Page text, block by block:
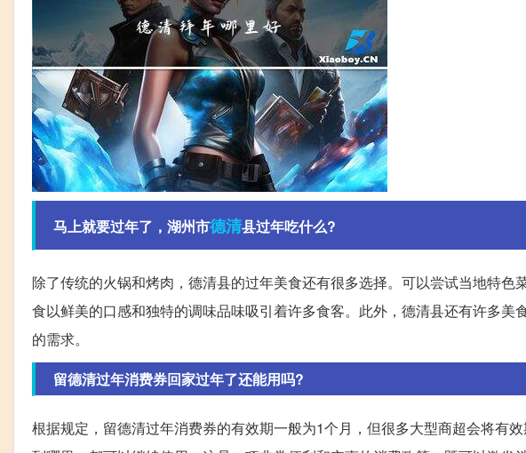
马上就要过年了，湖州市德清县过年吃什么?
除了传统的火锅和烤肉，德清县的过年美食还有很多选择。可以尝试当地特
食以鲜美的口感和独特的调味品味吸引着许多食客。此外，德清县还有许多
的需求。
留德清过年消费券回家过年了还能用吗?
根据规定，留德清过年消费券的有效期一般为1个月，但很多大型商超会将有